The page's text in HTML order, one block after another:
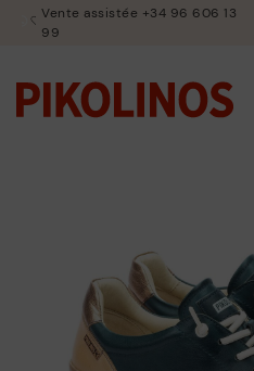
Vente assistée +34 96 606 13
99